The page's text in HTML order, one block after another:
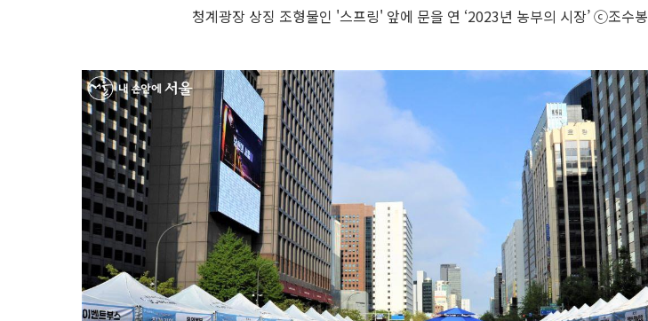
청계광장 상징 조형물인 '스프링' 앞에 문을 연 ‘2023년 농부의 시장’ ⓒ조수봉